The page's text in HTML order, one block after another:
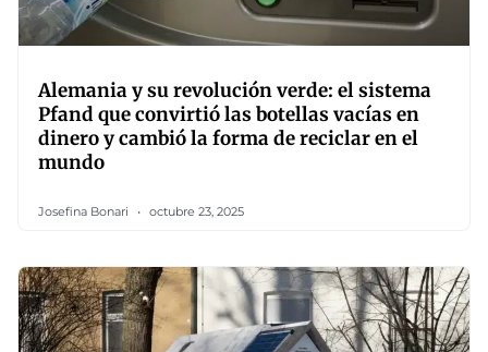
Alemania y su revolución verde: el sistema
Pfand que convirtió las botellas vacías en
dinero y cambió la forma de reciclar en el
mundo
Josefina Bonari octubre 23, 2025